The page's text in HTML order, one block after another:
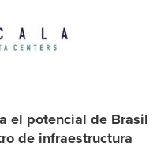
el potencial de Brasil
de infraestructura